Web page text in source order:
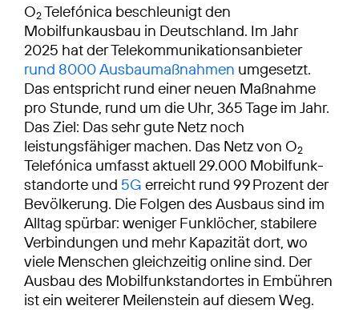
O2Telefónica beschleunigt den
Mobilfunkausbau in Deutschland. Im Jahr
2025 hat der Telekommunikationsanbieter
rund 8000 Ausbaumaßnahmen umgesetzt.
Das entspricht rund einer neuen Maßnahme
pro Stunde, rund um die Uhr, 365 Tage im Jahr.
Das Ziel: Das sehr gute Netz noch
leistungsfähiger machen. Das Netz von O2
Telefónica umfasst aktuell 29.000 Mobilfunk­
standorte und 5G erreicht rund 99 Prozent der
Bevölkerung. Die Folgen des Ausbaus sind im
Alltag spürbar: weniger Funklöcher, stabilere
Verbindungen und mehr Kapazität dort, wo
viele Menschen gleichzeitig online sind. Der
Ausbau des Mobilfunkstandortes in Embühren
ist ein weiterer Meilenstein auf diesem Weg.